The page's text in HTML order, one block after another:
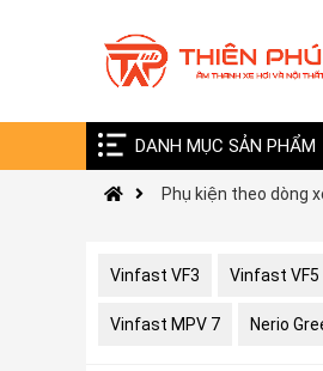
DANH MỤC SẢN PHẨM
Vinfast VF9 nâng cấp âm thanh Đức - Pháp
Phụ kiện theo dòng
Vinfast VF3 Vinfast VF5
Vinfast MPV 7 Nerio